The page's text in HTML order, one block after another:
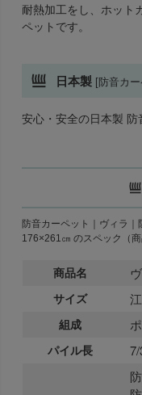
耐熱加工をし、ホット
ペットです。
日本製 [防音カ
安心・安全の日本製 防
防音カーペット｜ヴィラ
176×261㎝ のスペック（商
商品名
サイズ
組成
パイル長